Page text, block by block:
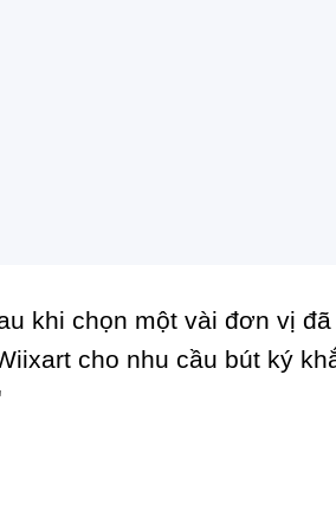
khi chọn một vài đơn vị đã
cho nhu cầu bút ký